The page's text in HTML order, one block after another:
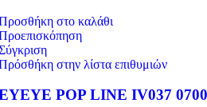
στο καλάθι
στην λίστα επιθυμιών
POP LINE IV037